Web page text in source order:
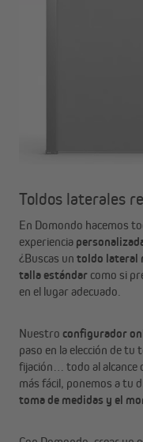
Toldos laterales
En Domondo hacemos
experiencia
¿Buscas un toldo lateral
talla estándar como si
en el lugar adecuado.
Nuestro configurador
paso en la elección de
fijación… todo al alcance
más fácil, ponemos a tu
toma de medidas y el